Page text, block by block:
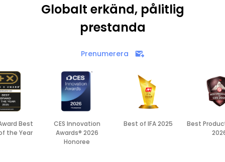
Globalt erkänd, pålitlig
prestanda
Prenumerera
Best
the Year
CES Innovation
Awards® 2026
Honoree
Best of IFA 2025
Best